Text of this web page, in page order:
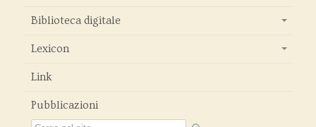
Biblioteca digitale
Lexicon
Link
Pubblicazioni